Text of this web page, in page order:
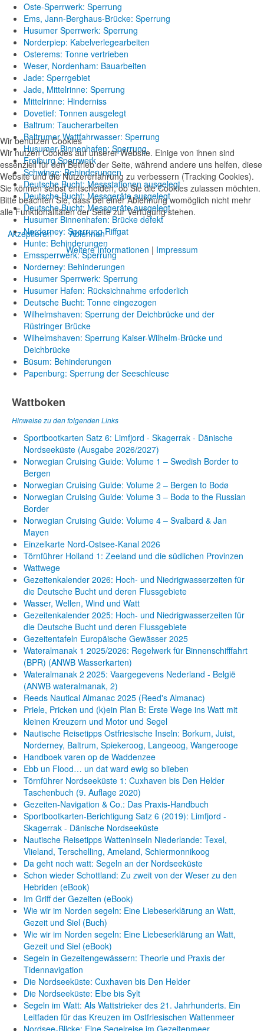
Oste-Sperrwerk: Sperrung
Ems, Jann-Berghaus-Brücke: Sperrung
Husumer Sperrwerk: Sperrung
Norderpiep: Kabelverlegearbeiten
Osterems: Tonne vertrieben
Weser, Nordenham: Bauarbeiten
Jade: Sperrgebiet
Jade, Mittelrinne: Sperrung
Mittelrinne: Hinderniss
Dovetief: Tonnen ausgelegt
Baltrum: Taucherarbeiten
Baltrumer Wattfahrwasser: Sperrung
Husumer Binnenhafen: Sperrung
Freiburg Sperrwerk
Schwinge: Behinderungen
Deutsche Bucht: Messstationen ausgelegt
Deutsche Bucht: Messgeräte ausgelegt
Deutsche Bucht: Messgeräte ausgelegt
Husumer Binnenhafen: Brücke defekt
Norderney: Sperrung Riffgat
Hunte: Behinderungen
Emssperrwerk: Sperrung
Norderney: Behinderungen
Husumer Sperrwerk: Sperrung
Husumer Hafen: Rücksichnahme erfoderlich
Deutsche Bucht: Tonne eingezogen
Wilhelmshaven: Sperrung der Deichbrücke und der
Rüstringer Brücke
Wilhelmshaven: Sperrung Kaiser-Wilhelm-Brücke und
Deichbrücke
Büsum: Behinderungen
Papenburg: Sperrung der Seeschleuse
Wattboken
Hinweise zu den folgenden Links
Sportbootkarten Satz 6: Limfjord - Skagerrak - Dänische
Nordseeküste (Ausgabe 2026/2027)
Norwegian Cruising Guide: Volume 1 – Swedish Border to
Bergen
Norwegian Cruising Guide: Volume 2 – Bergen to Bodø
Norwegian Cruising Guide: Volume 3 – Bodø to the Russian
Border
Norwegian Cruising Guide: Volume 4 – Svalbard & Jan
Mayen
Einzelkarte Nord-Ostsee-Kanal 2026
Törnführer Holland 1: Zeeland und die südlichen Provinzen
Wattwege
Gezeitenkalender 2026: Hoch- und Niedrigwasserzeiten für
die Deutsche Bucht und deren Flussgebiete
Wasser, Wellen, Wind und Watt
Gezeitenkalender 2025: Hoch- und Niedrigwasserzeiten für
die Deutsche Bucht und deren Flussgebiete
Gezeitentafeln Europäische Gewässer 2025
Wateralmanak 1 2025/2026: Regelwerk für Binnenschifffahrt
(BPR) (ANWB Wasserkarten)
Wateralmanak 2 2025: Vaargegevens Nederland - België
(ANWB wateralmanak, 2)
Reeds Nautical Almanac 2025 (Reed's Almanac)
Priele, Pricken und (k)ein Plan B: Erste Wege ins Watt mit
kleinen Kreuzern und Motor und Segel
Nautische Reisetipps Ostfriesische Inseln: Borkum, Juist,
Norderney, Baltrum, Spiekeroog, Langeoog, Wangerooge
Handboek varen op de Waddenzee
Ebb un Flood… un dat ward ewig so blieben
Törnführer Nordseeküste 1: Cuxhaven bis Den Helder
Taschenbuch (9. Auflage 2020)
Gezeiten-Navigation & Co.: Das Praxis-Handbuch
Sportbootkarten-Berichtigung Satz 6 (2019): Limfjord -
Skagerrak - Dänische Nordseeküste
Nautische Reisetipps Watteninseln Niederlande: Texel,
Vlieland, Terschelling, Ameland, Schiermonnikoog
Da geht noch watt: Segeln an der Nordseeküste
Schon wieder Schottland: Zu zweit von der Weser zu den
Hebriden (eBook)
Im Griff der Gezeiten (eBook)
Wie wir im Norden segeln: Eine Liebeserklärung an Watt,
Gezeit und Siel (Buch)
Wie wir im Norden segeln: Eine Liebeserklärung an Watt,
Gezeit und Siel (eBook)
Segeln in Gezeitengewässern: Theorie und Praxis der
Tidennavigation
Die Nordseeküste: Cuxhaven bis Den Helder
Die Nordseeküste: Elbe bis Sylt
Segeln im Watt: Als Wattstrieker des 21. Jahrhunderts. Ein
Leitfaden für das Kreuzen im Ostfriesischen Wattenmeer
Nordsee-Blicke: Eine Segelreise im Gezeitenmeer
Wir benutzen Cookies
Wir nutzen Cookies auf unserer Website. Einige von ihnen sind
essenziell für den Betrieb der Seite, während andere uns helfen, diese
Website und die Nutzererfahrung zu verbessern (Tracking Cookies).
Sie können selbst entscheiden, ob Sie die Cookies zulassen möchten.
Bitte beachten Sie, dass bei einer Ablehnung womöglich nicht mehr
alle Funktionalitäten der Seite zur Verfügung stehen.
Akzeptieren
Ablehnen
Weitere Informationen | Impressum